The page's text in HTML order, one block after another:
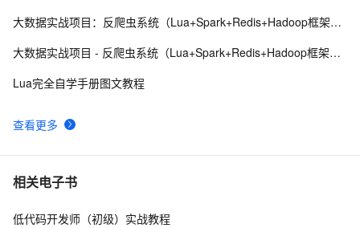
10移植lua5.2和luasocket库到嵌入式linux,使能强大的lua脚
查看更多
大数据实战项目：反爬虫系统（Lua+Spark+Redis+Hadoop框架搭建）第四阶段
大数据实战项目 - 反爬虫系统（Lua+Spark+Redis+Hadoop框架搭建）第七阶段
Lua完全自学手册图文教程
相关电子书
低代码开发师（初级）实战教程